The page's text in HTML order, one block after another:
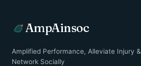
AmpAinsoc
Amplified Performance, Alleviate Injury &
Network Socially